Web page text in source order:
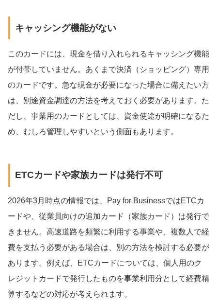
キャッシング機能がない
このカードには、現金を借り入れられるキャッシング機能
が付帯していません。あくまで決済（ショッピング）専用
のカードです。急な現金が必要になった場合に備えたい方
は、別途資金調達の方法を考えておく必要があります。た
だし、事業用のカードとしては、資金使途が明確になるた
め、むしろ管理しやすいという側面もあります。
ETCカードや家族カードは発行不可
2026年3月時点の情報では、Pay for BusinessではETCカ
ードや、従業員向けの追加カード（家族カード）は発行で
きません。高速道路を頻繁に利用する事業や、複数人で経
費を支払う必要がある場合は、別の方法を検討する必要が
あります。例えば、ETCカードについては、個人用のク
レジットカードで発行したものを事業利用分として経費精
算するなどの対応が考えられます。